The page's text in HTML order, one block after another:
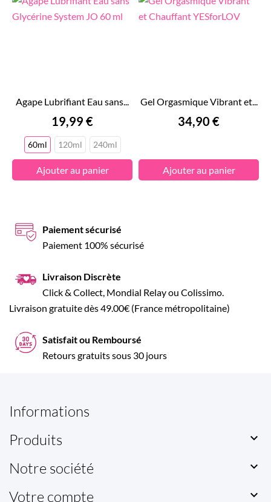
Agape Lubrifiant Eau sans...
Prix
19,99 €
60ml 120ml 240ml
Ajouter au panier
Gel Orgasmique Vibrant et...
Prix
34,90 €
Ajouter au panier
Paiement sécurisé
Paiement 100% sécurisé
Livraison Discrète
Click & Collect, Mondial Relay ou Colissimo.
Livraison gratuite dès 49.00€ (France métropolitaine)
Satisfait ou Remboursé
Retours gratuits sous 30 jours
Informations
Produits

Notre société 
Votre compte 